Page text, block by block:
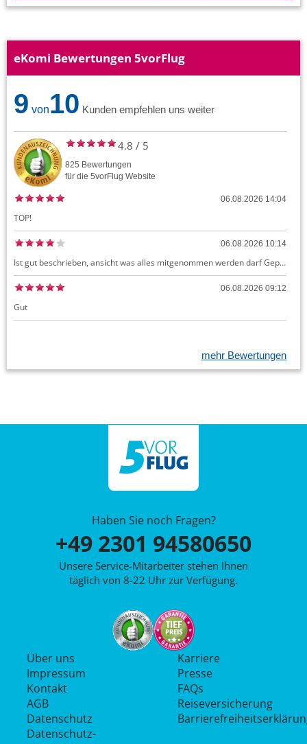
eKomi Bewertungen 5vorFlug
9 von10 Kunden empfehlen uns weiter
4.8 / 5
825 Bewertungen
für die 5vorFlug Website
06.08.2026 14:04
TOP!
06.08.2026 10:14
Ist gut beschrieben, ansicht was alles mitgenommen werden darf Gepäck dürfte auch kostenloses Handgepäck umfassen, ansonsten sehr easy zu machen
06.08.2026 09:12
Gut
mehr Bewertungen
Haben Sie noch Fragen?
+49 2301 94580650
Unsere Service-Mitarbeiter stehen Ihnen
täglich von 8-22 Uhr zur Verfügung.
Über uns
Impressum
Kontakt
AGB
Datenschutz
Datenschutz­
Karriere
Presse
FAQs
Reiseversicherung